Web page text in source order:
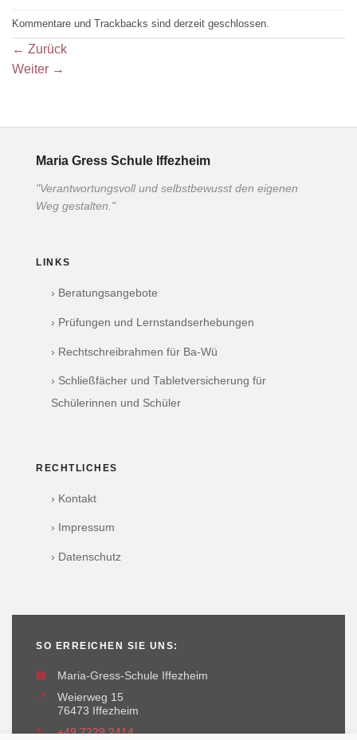
Kommentare und Trackbacks sind derzeit geschlossen.
← Zurück
Weiter →
Maria Gress Schule Iffezheim
"Verantwortungsvoll und selbstbewusst den eigenen
Weg gestalten."
LINKS
› Beratungsangebote
› Prüfungen und Lernstandserhebungen
› Rechtschreibrahmen für Ba-Wü
› Schließfächer und Tabletversicherung für
Schülerinnen und Schüler
RECHTLICHES
› Kontakt
› Impressum
› Datenschutz
SO ERREICHEN SIE UNS:
🏫
Maria-Gress-Schule Iffezheim
📍
Weierweg 15
76473 Iffezheim
📞
+49 7229 2414